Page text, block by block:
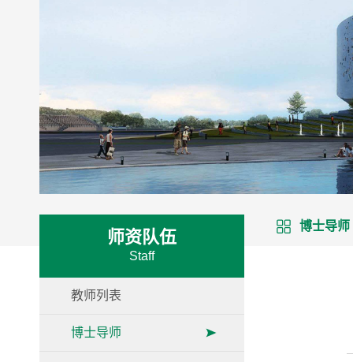
师资队伍
Staff
教师列表
博士导师
博士导师